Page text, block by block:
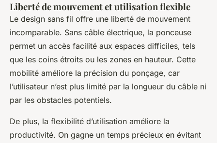
Liberté de mouvement et utilisation flexible
Le design sans fil offre une liberté de mouvement
incomparable. Sans câble électrique, la ponceuse
permet un accès facilité aux espaces difficiles, tels
que les coins étroits ou les zones en hauteur. Cette
mobilité améliore la précision du ponçage, car
l’utilisateur n’est plus limité par la longueur du câble ni
par les obstacles potentiels.
De plus, la flexibilité d’utilisation améliore la
productivité. On gagne un temps précieux en évitant